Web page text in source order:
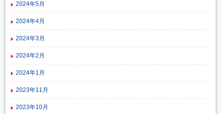
2024年5月
2024年4月
2024年3月
2024年2月
2024年1月
2023年11月
2023年10月